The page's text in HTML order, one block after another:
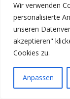
Wir verwenden
personalisierte
unseren
akzeptieren"
Cookies zu.
Anpassen
Copyright © 2026
Theme